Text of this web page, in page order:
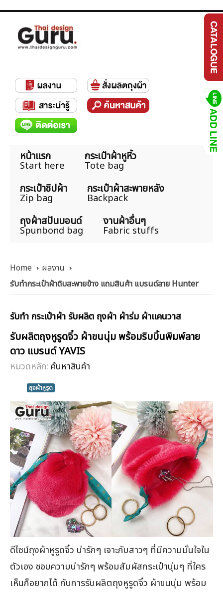
หน้าแรก
Start here
กระเป๋าผ้าหูหิ้ว
Tote bag
กระเป๋าซิปผ้า
Zip bag
กระเป๋าผ้าสะพายหลัง
Backpack
ถุงผ้าสปันบอนด์
Spunbond bag
งานผ้าอื่นๆ
Fabric stuffs
Home
ผลงาน
รับทำกระเป๋าผ้าดิบสะพายข้าง แถมสินค้า แบรนด์ลาย Hunter
รับทำ กระเป๋าผ้า รับผลิต ถุงผ้า ผ้าร่ม ผ้าแคนวาส
รับผลิตถุงหูรูดจิ๋ว ผ้าขนนุ่ม พร้อมริบบิ้นพิมพ์ลาย
ดาว แบรนด์ YAVIS
หมวดหลัก: ค้นหาสินค้า
ถุงผ้าหูรูด
ดีไซน์ถุงผ้าหูรูดจิ๋ว น่ารักๆ เจาะกับสาวๆ ที่มีความมั่นใจใน
ตัวเอง ชอบความน่ารักๆ พร้อมสัมผัสกระเป๋านุ่มๆ ที่ใคร
เห็นก็อยากได้ กับการรับผลิตถุงหูรูดจิ๋ว ผ้าขนนุ่ม พร้อม